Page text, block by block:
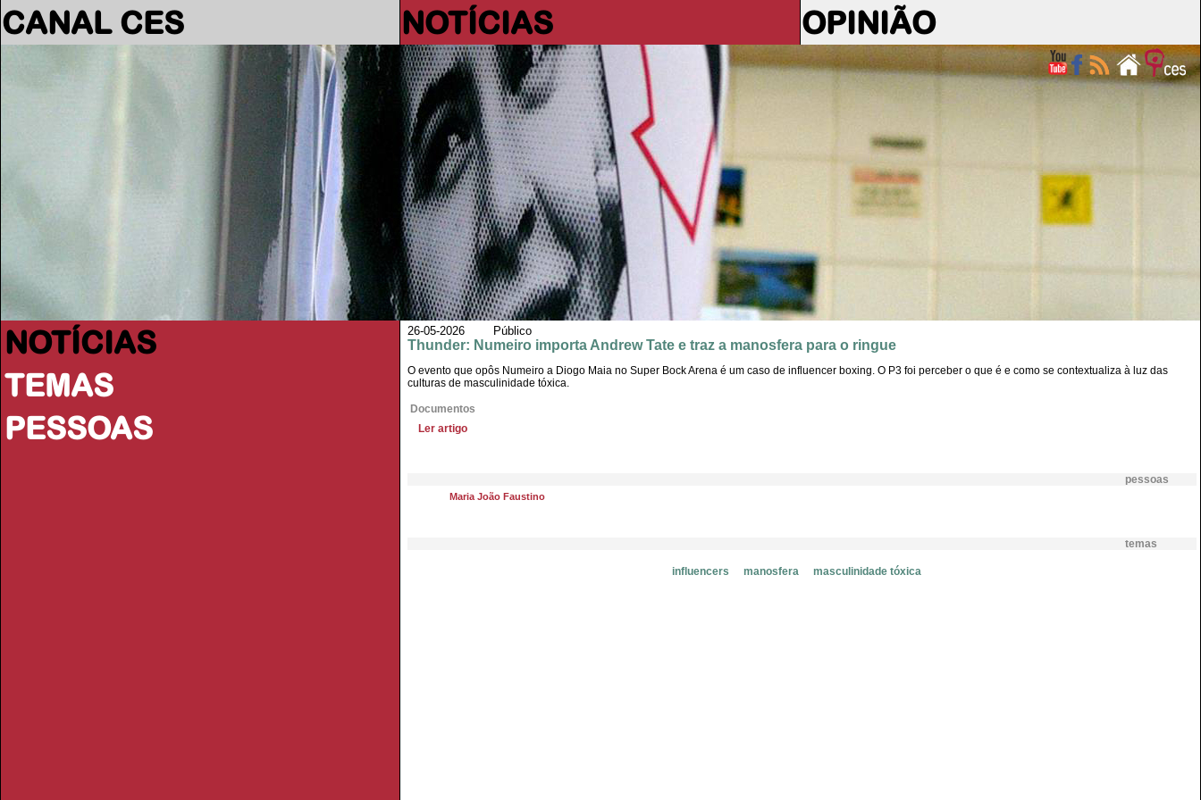
CANAL CES NOTÍCIAS OPINIÃO
NOTÍCIAS
TEMAS
PESSOAS
26-05-2026 Público
Thunder: Numeiro importa Andrew Tate e traz a manosfera para o ringue
O evento que opôs Numeiro a Diogo Maia no Super Bock Arena é um caso de influencer boxing. O P3 foi perceber o que é e como se contextualiza à luz das
culturas de masculinidade tóxica.
Documentos
Ler artigo
pessoas
Maria João Faustino
temas
influencers manosfera masculinidade tóxica